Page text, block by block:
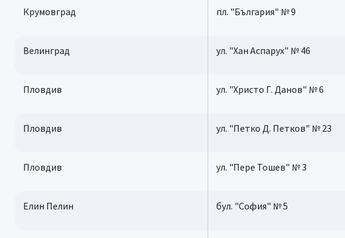
Крумовград пл. "България" № 9
Велинград ул. "Хан Аспарух" № 46
Пловдив ул. "Христо Г. Данов" № 6
Пловдив ул. "Петко Д. Петков" № 23
Пловдив ул. "Пере Тошев" № 3
Елин Пелин бул. "София" № 5